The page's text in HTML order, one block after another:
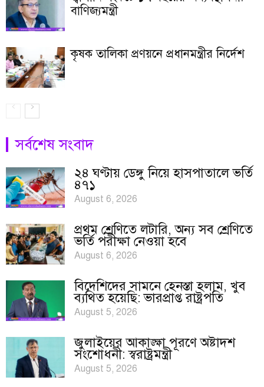
বাণিজ্যমন্ত্রী
কৃষক তালিকা প্রণয়নে প্রধানমন্ত্রীর নির্দেশ
সর্বশেষ সংবাদ
২৪ ঘণ্টায় ডেঙ্গু নিয়ে হাসপাতালে ভর্তি
৪৭১
August 6, 2026
প্রথম শ্রেণিতে লটারি, অন্য সব শ্রেণিতে
ভর্তি পরীক্ষা নেওয়া হবে
August 6, 2026
বিদেশিদের সামনে হেনস্তা হলাম, খুব
ব্যথিত হয়েছি: ভারপ্রাপ্ত রাষ্ট্রপতি
August 5, 2026
জুলাইয়ের আকাঙ্ক্ষা পূরণে অষ্টাদশ
সংশোধনী: স্বরাষ্ট্রমন্ত্রী
August 5, 2026